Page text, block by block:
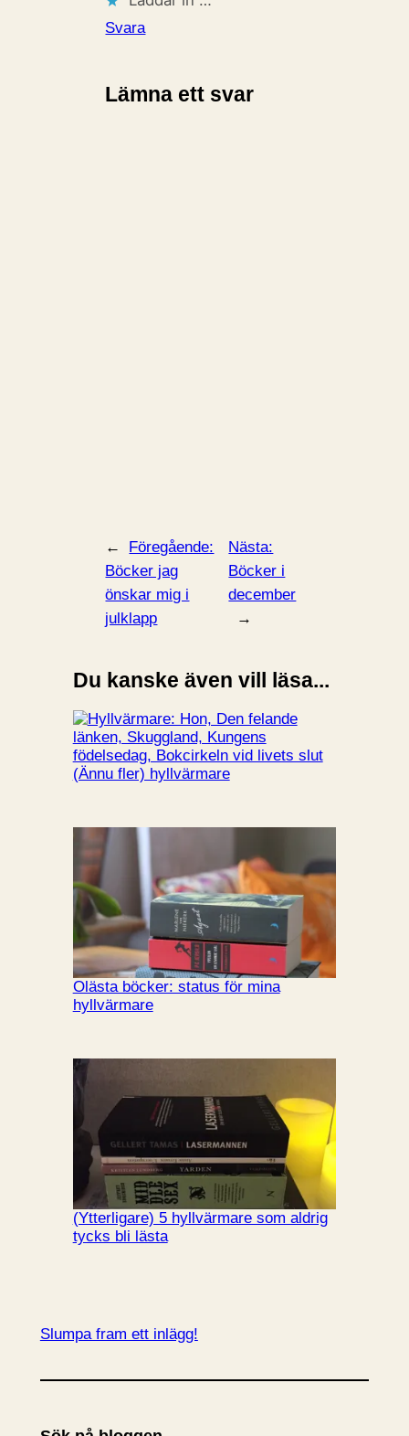
Svara
Lämna ett svar
←
Föregående:
Böcker jag
önskar mig i
julklapp
Nästa:
Böcker i
december
→
Du kanske även vill läsa...
(Ännu fler) hyllvärmare
Olästa böcker: status för mina
hyllvärmare
(Ytterligare) 5 hyllvärmare som aldrig
tycks bli lästa
Slumpa fram ett inlägg!